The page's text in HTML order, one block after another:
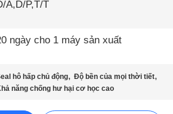
A,D/P,T/T
ngày cho 1 máy sản xuất
hô hấp chủ động,Độ bền của mọi thời tiết,
năng chống hư hại cơ học cao